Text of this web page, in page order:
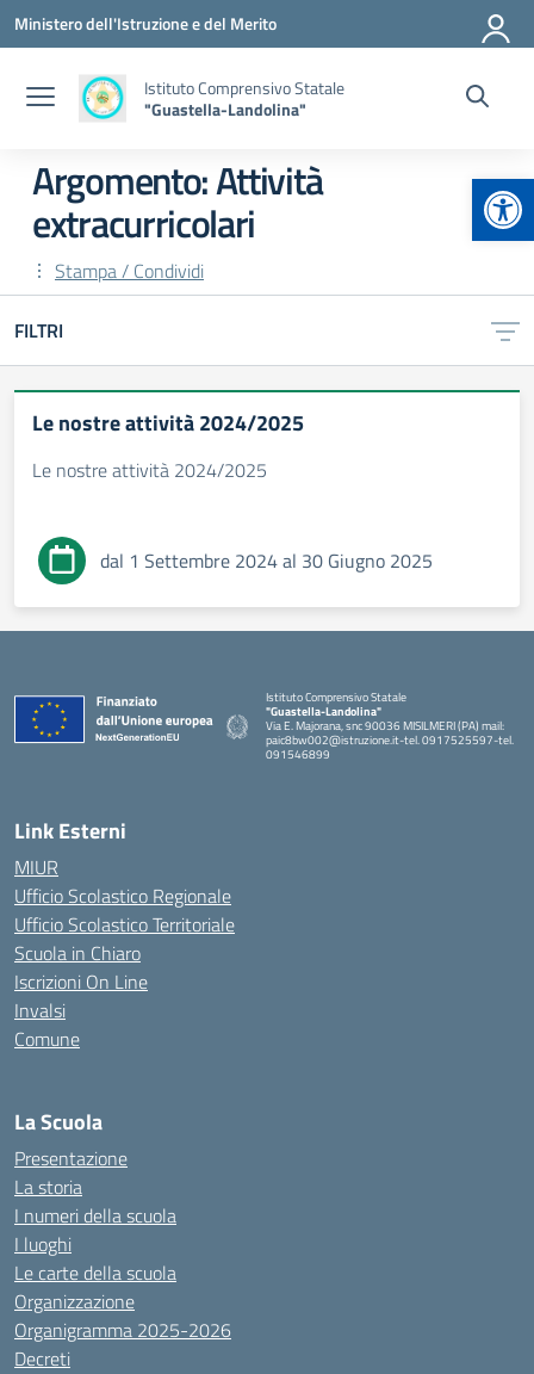
Vai ai contenuti
Vai al menu di navigazione
Vai al footer
Ministero dell'Istruzione e del Merito
Istituto Comprensivo Statale
"Guastella-Landolina"
Argomento: Attività
extracurricolari
Stampa / Condividi
FILTRI
Le nostre attività 2024/2025
Le nostre attività 2024/2025
dal 1 Settembre 2024 al 30 Giugno 2025
Istituto Comprensivo Statale
"Guastella-Landolina"
Via E. Majorana, snc 90036 MISILMERI (PA) mail:
paic8bw002@istruzione.it-tel. 0917525597-tel.
091546899
Link Esterni
MIUR
Ufficio Scolastico Regionale
Ufficio Scolastico Territoriale
Scuola in Chiaro
Iscrizioni On Line
Invalsi
Comune
La Scuola
Presentazione
La storia
I numeri della scuola
I luoghi
Le carte della scuola
Organizzazione
Organigramma 2025-2026
Decreti